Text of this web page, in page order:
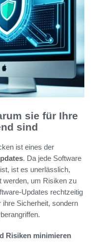
sie für Ihre
sind
ist eines der
. Da jede Software
ist es unerlässlich,
werden, um Risiken zu
Updates rechtzeitig
ihre Sicherheit, sondern
Risiken minimieren